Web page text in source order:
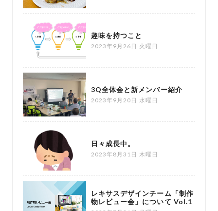
趣味を持つこと
2023年9月26日 火曜日
3Q全体会と新メンバー紹介
2023年9月20日 水曜日
日々成長中。
2023年8月31日 木曜日
レキサスデザインチーム「制作
物レビュー会」について Vol.1